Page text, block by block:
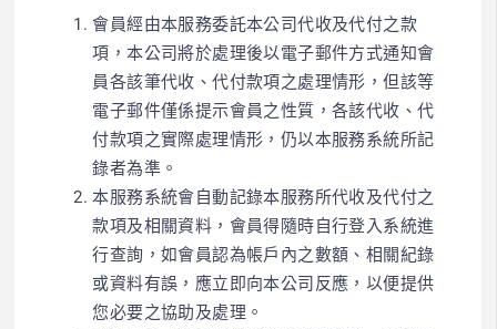
會員經由本服務委託本公司代收及代付之款
項，本公司將於處理後以電子郵件方式通知會
員各該筆代收、代付款項之處理情形，但該等
電子郵件僅係提示會員之性質，各該代收、代
付款項之實際處理情形，仍以本服務系統所記
錄者為準。
本服務系統會自動記錄本服務所代收及代付之
款項及相關資料，會員得隨時自行登入系統進
行查詢，如會員認為帳戶內之數額、相關紀錄
或資料有誤，應立即向本公司反應，以便提供
您必要之協助及處理。